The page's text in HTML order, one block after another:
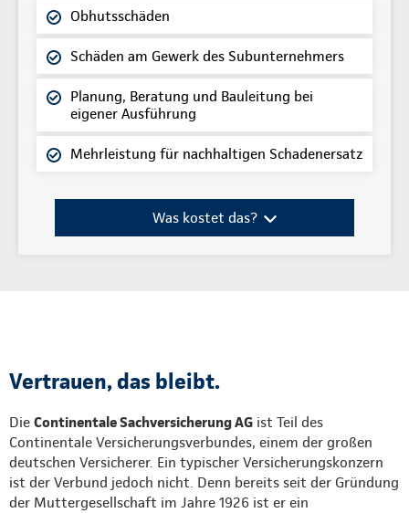
Obhutsschäden
Schäden am Gewerk des Subunternehmers
Planung, Beratung und Bauleitung bei
eigener Ausführung
Mehrleistung für nachhaltigen Schadenersatz
Was kostet das?
Vertrauen, das bleibt.
Die Continentale Sachversicherung AG ist Teil des
Continentale Versicherungsverbundes, einem der großen
deutschen Versicherer. Ein typischer Versicherungskonzern
ist der Verbund jedoch nicht. Denn bereits seit der Gründung
der Muttergesellschaft im Jahre 1926 ist er ein